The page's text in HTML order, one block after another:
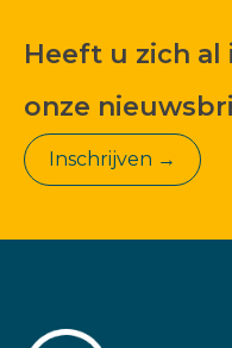
Heeft u zich
onze
Inschrijven →